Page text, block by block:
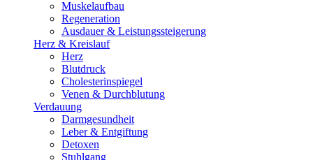
Muskelaufbau
Regeneration
Ausdauer & Leistungssteigerung
Herz & Kreislauf
Herz
Blutdruck
Cholesterinspiegel
Venen & Durchblutung
Verdauung
Darmgesundheit
Leber & Entgiftung
Detoxen
Stuhlgang